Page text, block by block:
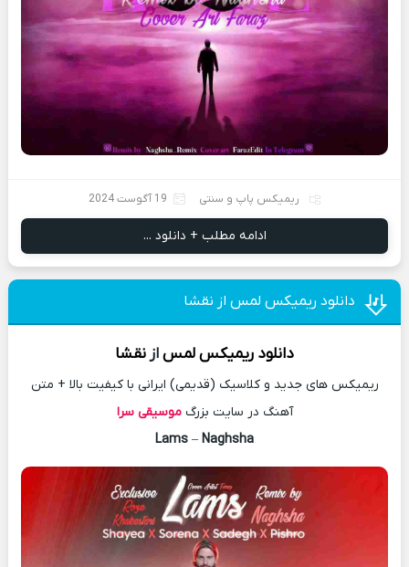
ریمیکس پاپ و سنتی 19 آگوست 2024
ادامه مطلب + دانلود ...
دانلود ریمیکس لمس از نقشا
دانلود ریمیکسلمسازنقشا
ریمیکس های جدید و کلاسیک (قدیمی) ایرانی با کیفیت بالا + متن
آهنگ در سایت بزرگموسیقی سرا
Lams – Naghsha